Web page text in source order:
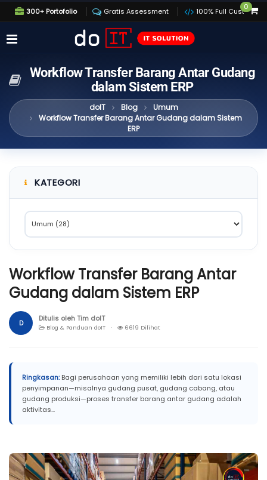
300+ Portofolio Gratis Assessment 100% Full Custom
0
Workflow Transfer Barang Antar Gudang
dalam Sistem ERP
doIT Blog
Umum
Workflow Transfer Barang Antar Gudang dalam Sistem
ERP
KATEGORI
Workflow Transfer Barang Antar
Gudang dalam Sistem ERP
D Ditulis oleh Tim doIT
Blog & Panduan doIT · 6619 Dilihat
Ringkasan:Bagi perusahaan yang memiliki lebih dari satu lokasi
penyimpanan—misalnya gudang pusat, gudang cabang, atau
gudang produksi—proses transfer barang antar gudang adalah
aktivitas...